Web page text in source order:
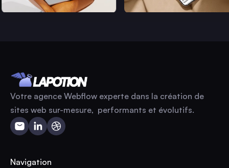
Votre agence Webflow experte dans la création de
sites web sur-mesure, performants et évolutifs.
Navigation